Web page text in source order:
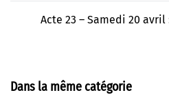
Acte 23 – Samedi 20 avril
Dans la même catégorie